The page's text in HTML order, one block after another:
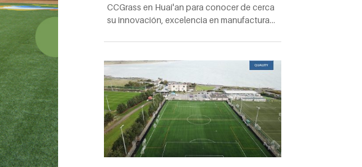
CCGrass en Huai'an para conocer de cerca
su innovación, excelencia en manufactura…